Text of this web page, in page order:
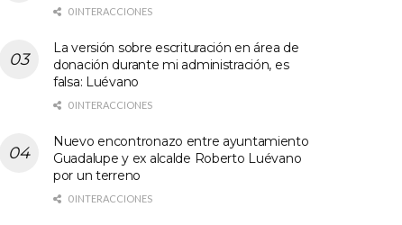
0 INTERACCIONES
La versión sobre escrituración en área de
donación durante mi administración, es
falsa: Luévano
0 INTERACCIONES
Nuevo encontronazo entre ayuntamiento
Guadalupe y ex alcalde Roberto Luévano
por un terreno
0 INTERACCIONES